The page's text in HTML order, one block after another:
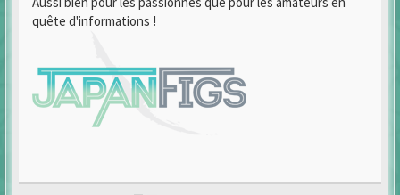
quête d'informations !